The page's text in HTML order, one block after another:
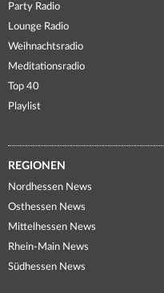
Party Radio
Lounge Radio
Weihnachtsradio
Meditationsradio
Top 40
Playlist
REGIONEN
Nordhessen News
Osthessen News
Mittelhessen News
Rhein-Main News
Südhessen News